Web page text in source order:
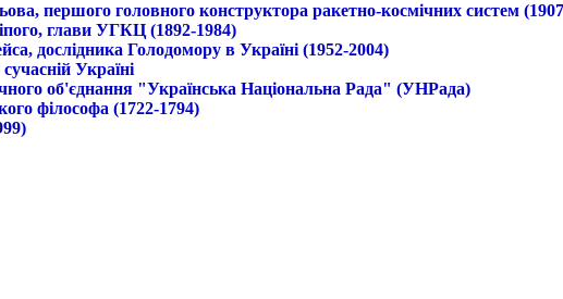
першого головного конструктора ракетно-космічних систем
глави УГКЦ (1892-1984)
дослідника Голодомору в Україні (1952-2004)
Україні
об'єднання "Українська Національна Рада" (УНРада)
філософа (1722-1794)